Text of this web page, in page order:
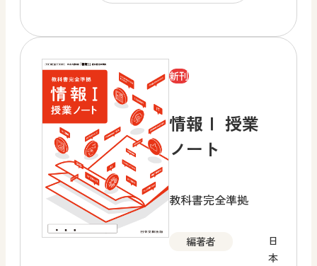
新刊
情報Ⅰ 授業
ノート
教科書完全準拠
編著者
日
本